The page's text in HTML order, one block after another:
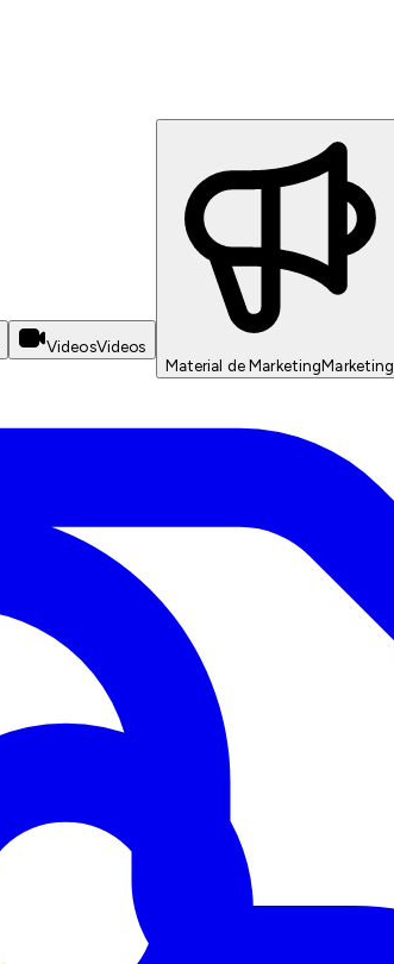
VideosVideos
Material de MarketingMarketing